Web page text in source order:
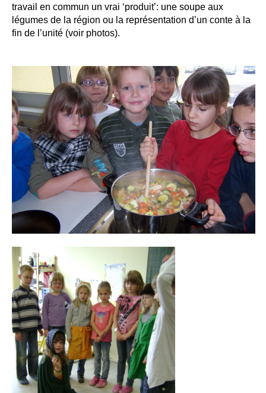
travail en commun un vrai ‘produit’: une soupe aux
légumes de la région ou la représentation d’un conte à la
fin de l’unité (voir photos).